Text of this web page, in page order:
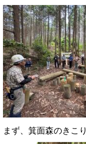
まず、箕面森のきこ